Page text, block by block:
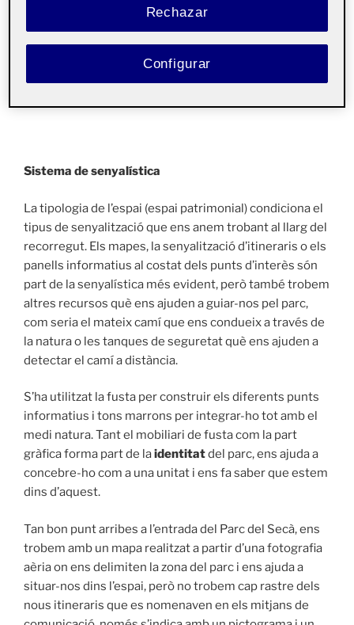
el desnivell pronunciat de la muntanya.
espai natural fent esport, passejant o simplement
desconnectant de la ciutat mentre es contempla el
Sistema de senyalística
La tipologia de l’espai (espai patrimonial) condiciona el
tipus de senyalització que ens anem trobant al llarg del
recorregut. Els mapes, la senyalització d’itineraris o els
panells informatius al costat dels punts d’interès són
part de la senyalística més evident, però també trobem
altres recursos què ens ajuden a guiar-nos pel parc,
com seria el mateix camí que ens condueix a través de
la natura o les tanques de seguretat què ens ajuden a
detectar el camí a distància.
S’ha utilitzat la fusta per construir els diferents punts
informatius i tons marrons per integrar-ho tot amb el
medi natura. Tant el mobiliari de fusta com la part
gràfica forma part de laidentitatdel parc, ens ajuda a
concebre-ho com a una unitat i ens fa saber que estem
dins d’aquest.
Tan bon punt arribes a l’entrada del Parc del Secà, ens
trobem amb un mapa realitzat a partir d’una fotografia
aèria on ens delimiten la zona del parc i ens ajuda a
situar-nos dins l’espai, però no trobem cap rastre dels
nous itineraris que es nomenaven en els mitjans de
Rechazar
Configurar